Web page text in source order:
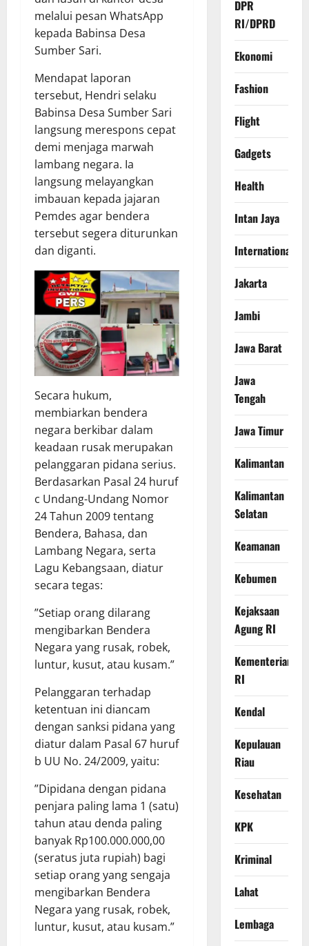
melalui pesan WhatsApp
kepada Babinsa Desa
Sumber Sari.
​Mendapat laporan
tersebut, Hendri selaku
Babinsa Desa Sumber Sari
langsung merespons cepat
demi menjaga marwah
lambang negara. Ia
langsung melayangkan
imbauan kepada jajaran
Pemdes agar bendera
tersebut segera diturunkan
dan diganti.
​Secara hukum,
membiarkan bendera
negara berkibar dalam
keadaan rusak merupakan
pelanggaran pidana serius.
Berdasarkan Pasal 24 huruf
c Undang-Undang Nomor
24 Tahun 2009 tentang
Bendera, Bahasa, dan
Lambang Negara, serta
Lagu Kebangsaan, diatur
secara tegas:
​”Setiap orang dilarang
mengibarkan Bendera
Negara yang rusak, robek,
luntur, kusut, atau kusam.”
​Pelanggaran terhadap
ketentuan ini diancam
dengan sanksi pidana yang
diatur dalam Pasal 67 huruf
b UU No. 24/2009, yaitu:
​”Dipidana dengan pidana
penjara paling lama 1 (satu)
tahun atau denda paling
banyak Rp100.000.000,00
(seratus juta rupiah) bagi
setiap orang yang sengaja
mengibarkan Bendera
Negara yang rusak, robek,
luntur, kusut, atau kusam.”
DPR
RI/DPRD
Ekonomi
Fashion
Flight
Gadgets
Health
Intan Jaya
International
Jakarta
Jambi
Jawa Barat
Jawa
Tengah
Jawa Timur
Kalimantan
Kalimantan
Selatan
Keamanan
Kebumen
Kejaksaan
Agung RI
Kementerian
RI
Kendal
Kepulauan
Riau
Kesehatan
KPK
Kriminal
Lahat
Lembaga